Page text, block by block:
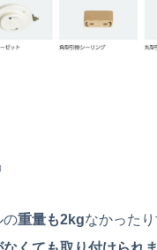
の重量も2kgなかった